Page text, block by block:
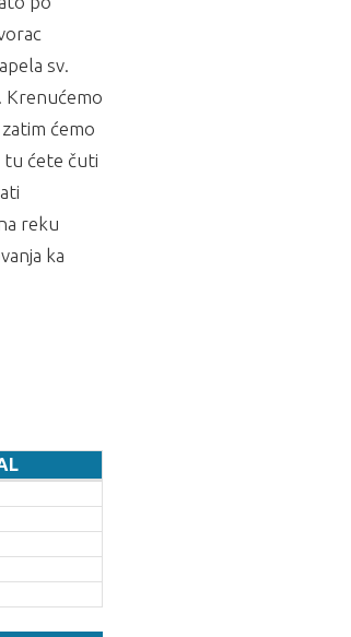
sv.
Krenućemo
ćemo
tu ćete čuti
reku
ka